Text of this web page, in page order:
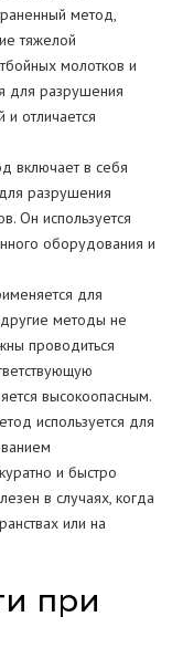
метод,
тяжелой
молотков и
для разрушения
отличается
включает в себя
разрушения
Он используется
оборудования и
для
методы не
проводиться
высокоопасным.
используется для
и быстро
в случаях, когда
или на
при